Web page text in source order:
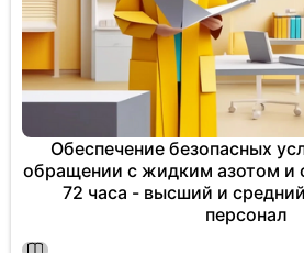
Обеспечение безопасных
обращении с жидким азотом и
72 часа - высший и
персонал